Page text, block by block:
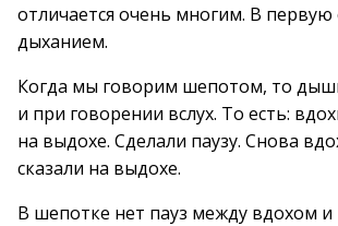
отличается очень многим. В
дыханием.
Когда мы говорим шепотом, то
и при говорении вслух. То есть:
на выдохе. Сделали паузу. Снова
сказали на выдохе.
В шепотке нет пауз между вдохом